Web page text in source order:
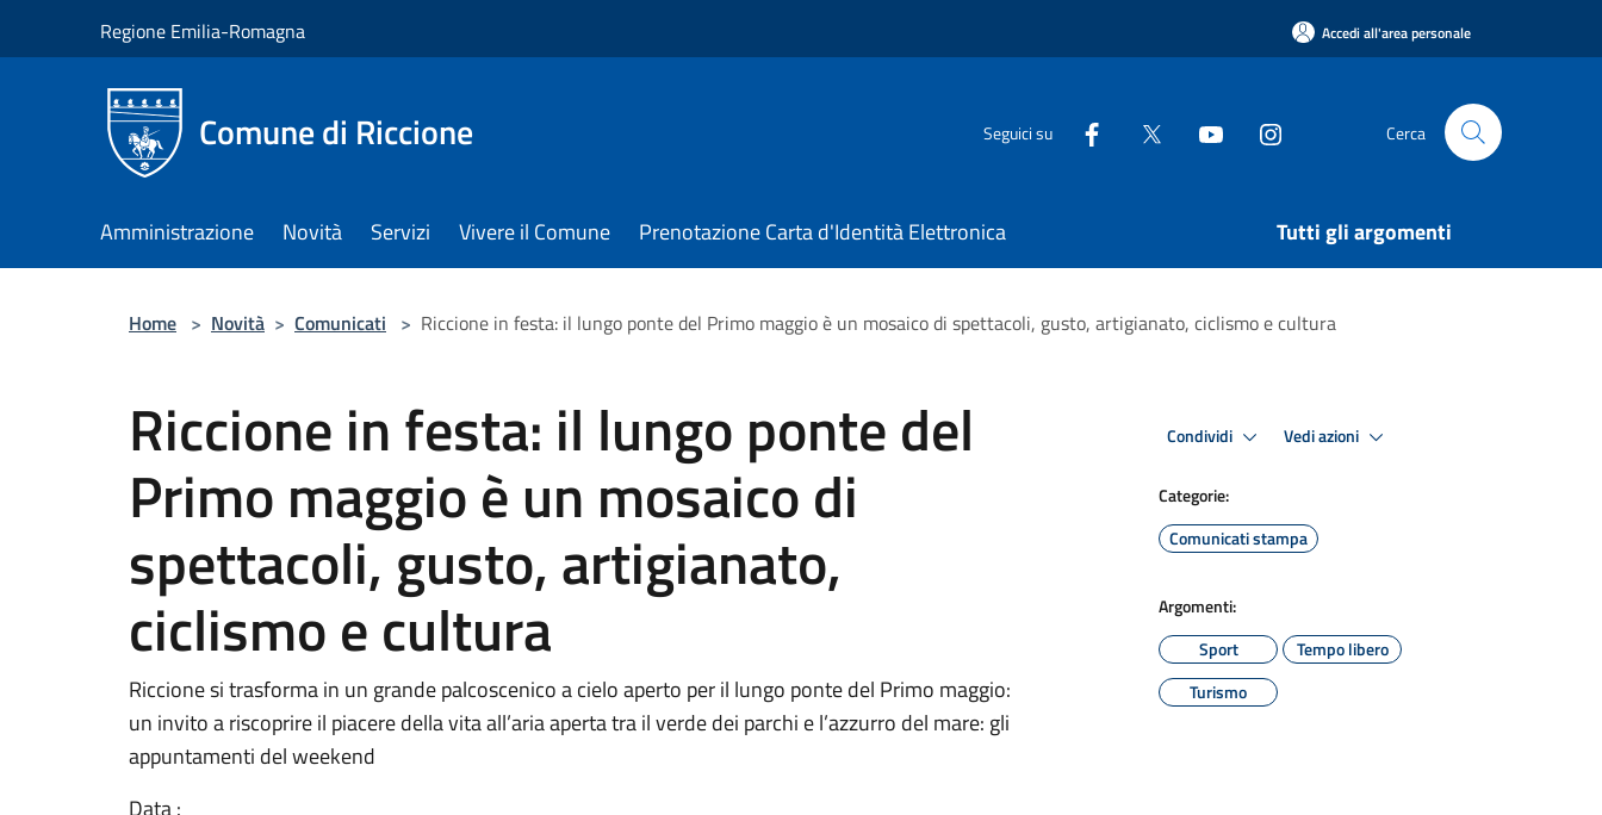
Regione Emilia-Romagna Accedi all'area personale
Comune di Riccione Seguici su Cerca
Amministrazione Novità Servizi Vivere il Comune Prenotazione Carta d'Identità Elettronica Tutti gli argomenti
Home > Novità > Comunicati > Riccione in festa: il lungo ponte del Primo maggio è un mosaico di spettacoli, gusto, artigianato, ciclismo e cultura
Riccione in festa: il lungo ponte del
Primo maggio è un mosaico di
spettacoli, gusto, artigianato,
ciclismo e cultura
Riccione si trasforma in un grande palcoscenico a cielo aperto per il lungo ponte del Primo maggio:
un invito a riscoprire il piacere della vita all’aria aperta tra il verde dei parchi e l’azzurro del mare: gli
appuntamenti del weekend
Data :
Condividi Vedi azioni
Categorie:
Comunicati stampa
Argomenti:
Sport
Tempo libero
Turismo